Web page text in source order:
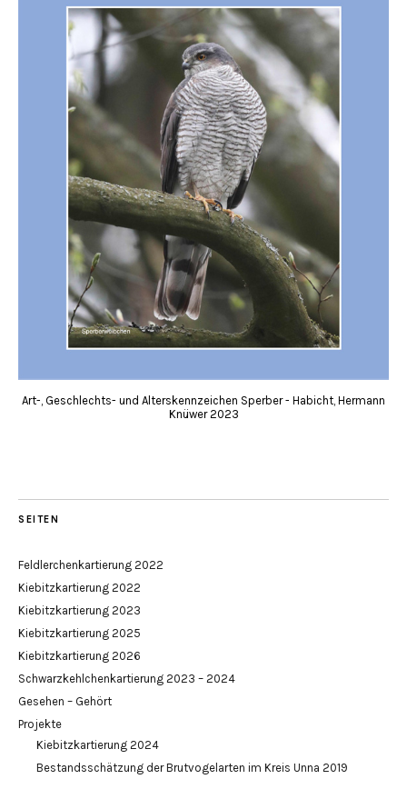
Art-, Geschlechts- und Alterskennzeichen Sperber - Habicht, Hermann
Knüwer 2023
SEITEN
Feldlerchenkartierung 2022
Kiebitzkartierung 2022
Kiebitzkartierung 2023
Kiebitzkartierung 2025
Kiebitzkartierung 2026
Schwarzkehlchenkartierung 2023 – 2024
Gesehen – Gehört
Projekte
Kiebitzkartierung 2024
Bestandsschätzung der Brutvogelarten im Kreis Unna 2019